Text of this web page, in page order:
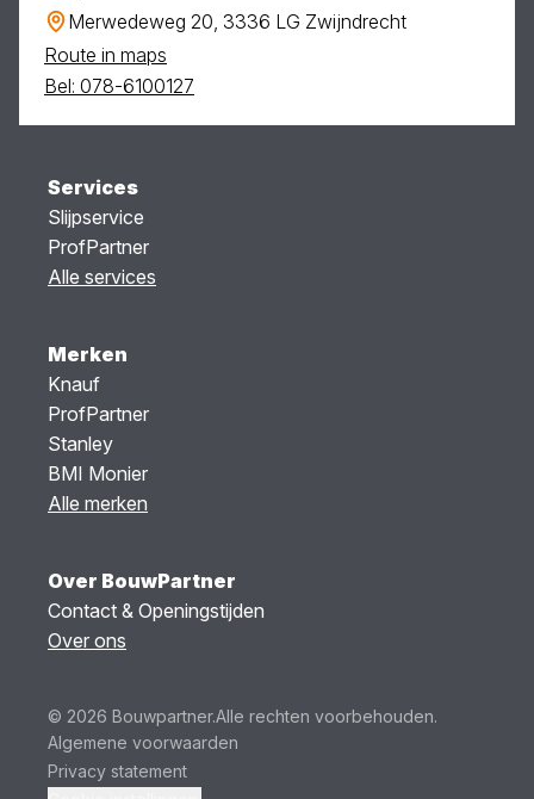
Merwedeweg 20, 3336 LG Zwijndrecht
Route in maps
Bel: 078-6100127
Services
Slijpservice
ProfPartner
Alle services
Merken
Knauf
ProfPartner
Stanley
BMI Monier
Alle merken
Over BouwPartner
Contact & Openingstijden
Over ons
© 2026 Bouwpartner.Alle rechten voorbehouden.
Algemene voorwaarden
Privacy statement